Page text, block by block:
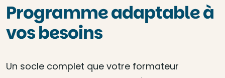
Programme adaptable à
vos besoins
Un socle complet que votre formateur